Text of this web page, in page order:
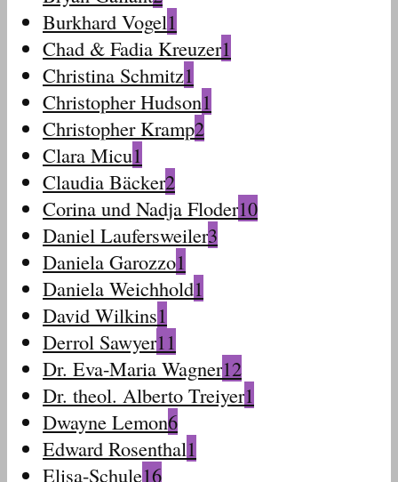
Burkhard Vogel1
Chad & Fadia Kreuzer1
Christina Schmitz1
Christopher Hudson1
Christopher Kramp2
Clara Micu1
Claudia Bäcker2
Corina und Nadja Floder10
Daniel Laufersweiler3
Daniela Garozzo1
Daniela Weichhold1
David Wilkins1
Derrol Sawyer11
Dr. Eva-Maria Wagner12
Dr. theol. Alberto Treiyer1
Dwayne Lemon6
Edward Rosenthal1
Elisa-Schule16